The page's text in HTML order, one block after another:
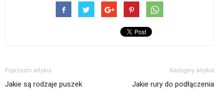
Poprzedni artykuł
Jakie są rodzaje puszek
Następny artykuł
Jakie rury do podłączenia